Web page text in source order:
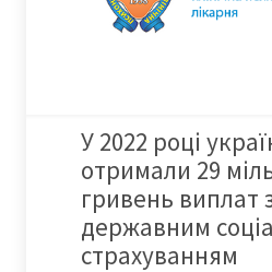
У 2022 році
отримали 29
гривень виплат
державним
страхуванням